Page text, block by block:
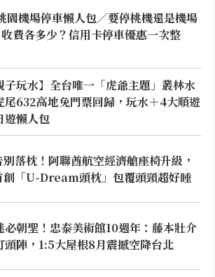
園機場停車懶人包／要停桃機還是機場
費各多少？信用卡停車優惠一次整
子玩水】全台唯一「虎爺主題」叢林水
尾632高地免門票回歸，玩水＋4大順遊
遊懶人包
落枕！阿聯酋航空經濟艙座椅升級，
創「U-Dream頭枕」包覆頭頸超好睡
必朝聖！忠泰美術館10週年：藤本壯介
頭陣，1:5大屋根8月震撼空降台北